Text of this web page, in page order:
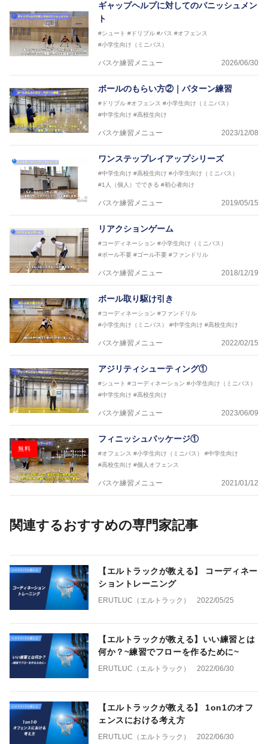
ギャップヘルプに対してのパニッシュメン
ト
#シュート #ドリブル #パス #オフェンス
#小学生向け（ミニバス）
バスケ練習メニュー 2026/06/30
ボールのもらい方②｜パターン練習
#ドリブル #オフェンス #小学生向け（ミニバス）
#中学生向け #高校生向け
バスケ練習メニュー 2023/12/08
ワンステップレイアップシリーズ
#中学生向け #高校生向け #小学生向け（ミニバス）
#1人（個人）でできる #初心者向け
バスケ練習メニュー 2019/05/15
リアクションゲーム
#コーディネーション #小学生向け（ミニバス）
#ボール不要 #ゴール不要 #ファンドリル
バスケ練習メニュー 2018/12/19
ボール取り駆け引き
#コーディネーション #ファンドリル
#小学生向け（ミニバス）
#中学生向け #高校生向け
バスケ練習メニュー 2022/02/15
アジリティシューティング①
#シュート #コーディネーション #小学生向け（ミニバス）
#中学生向け #高校生向け
バスケ練習メニュー 2023/06/09
無料
フィニッシュパッケージ①
#オフェンス #小学生向け（ミニバス）
#中学生向け
#高校生向け #個人オフェンス
バスケ練習メニュー 2021/01/12
関連するおすすめの専門家記事
【エルトラックが教える】 コーディネー
ショントレーニング
ERUTLUC（エルトラック） 2022/05/25
【エルトラックが教える】いい練習とは
何か？~練習でフローを作るために~
ERUTLUC（エルトラック） 2022/06/30
【エルトラックが教える】 1on1のオフ
ェンスにおける考え方
ERUTLUC（エルトラック） 2022/06/30